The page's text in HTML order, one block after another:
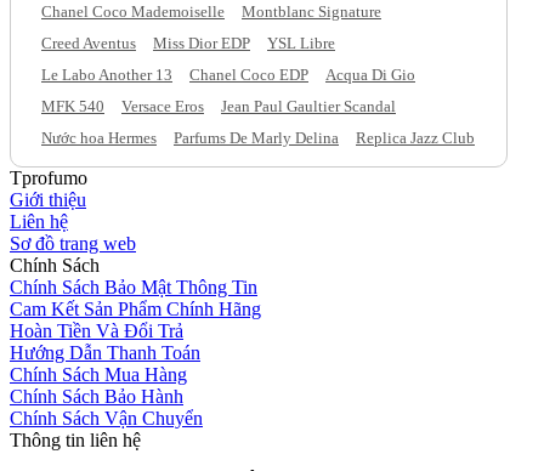
Chanel Coco Mademoiselle
Montblanc Signature
Creed Aventus
Miss Dior EDP
YSL Libre
Le Labo Another 13
Chanel Coco EDP
Acqua Di Gio
MFK 540
Versace Eros
Jean Paul Gaultier Scandal
Nước hoa Hermes
Parfums De Marly Delina Replica Jazz Club
Tprofumo
Giới thiệu
Liên hệ
Sơ đồ trang web
Chính Sách
Chính Sách Bảo Mật Thông Tin
Cam Kết Sản Phẩm Chính Hãng
Hoàn Tiền Và Đổi Trả
Hướng Dẫn Thanh Toán
Chính Sách Mua Hàng
Chính Sách Bảo Hành
Chính Sách Vận Chuyển
Thông tin liên hệ